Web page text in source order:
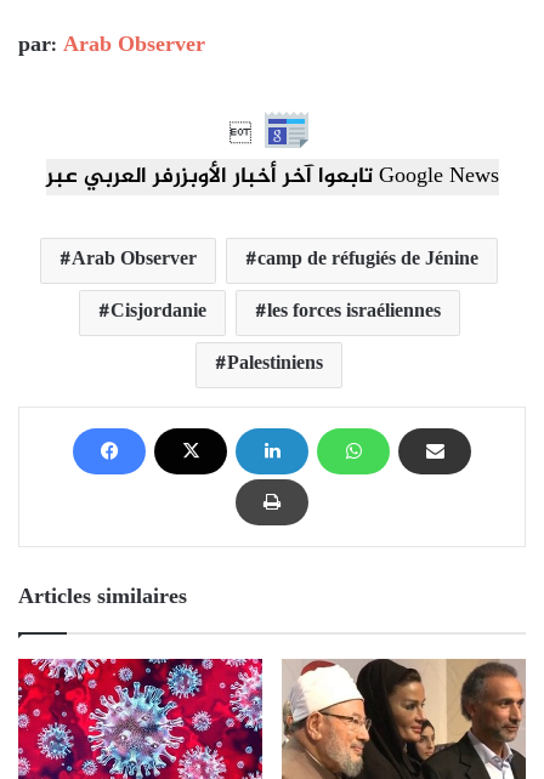
par: Arab Observer

تابعوا آخر أخبار الأوبزرفر العربي عبر Google News
Arab Observer
camp de réfugiés de Jénine
Cisjordanie
les forces israéliennes
Palestiniens
Articles similaires